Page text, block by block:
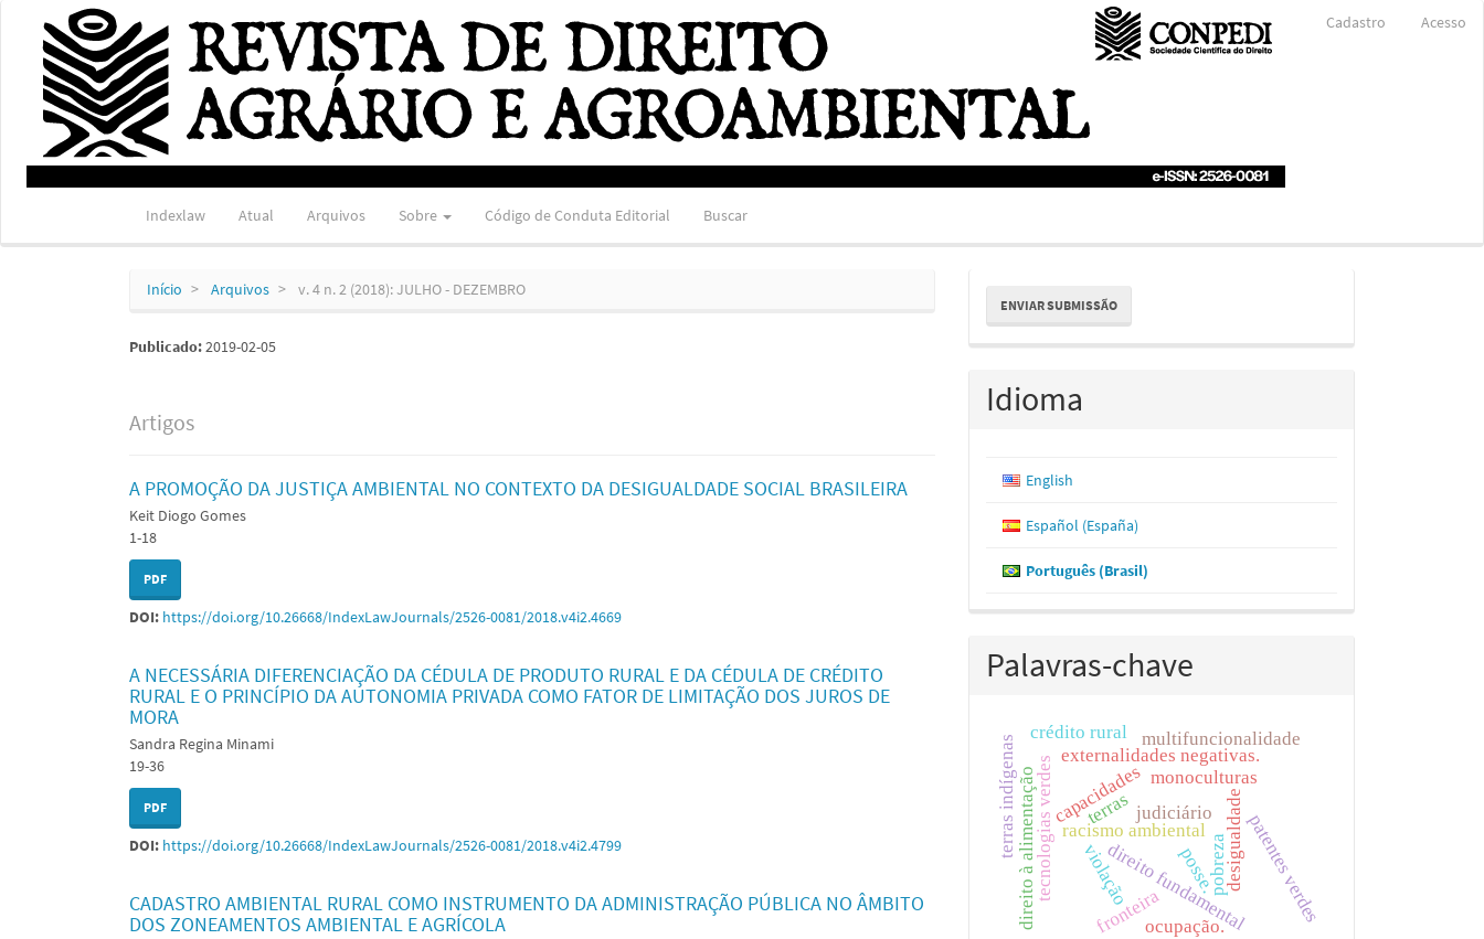
Navegação
Principal
Conteúdo
principal
Barra
Lateral
Cadastro Acesso
Indexlaw Atual Arquivos Sobre Código de Conduta Editorial Buscar
Início Arquivos v. 4 n. 2 (2018): JULHO - DEZEMBRO
Publicado:2019-02-05
Artigos
A PROMOÇÃO DA JUSTIÇA AMBIENTAL NO CONTEXTO DA DESIGUALDADE SOCIAL BRASILEIRA
Keit Diogo Gomes
1-18
PDF
DOI: https://doi.org/10.26668/IndexLawJournals/2526-0081/2018.v4i2.4669
A NECESSÁRIA DIFERENCIAÇÃO DA CÉDULA DE PRODUTO RURAL E DA CÉDULA DE CRÉDITO
RURAL E O PRINCÍPIO DA AUTONOMIA PRIVADA COMO FATOR DE LIMITAÇÃO DOS JUROS DE
MORA
Sandra Regina Minami
19-36
PDF
DOI: https://doi.org/10.26668/IndexLawJournals/2526-0081/2018.v4i2.4799
CADASTRO AMBIENTAL RURAL COMO INSTRUMENTO DA ADMINISTRAÇÃO PÚBLICA NO ÂMBITO
DOS ZONEAMENTOS AMBIENTAL E AGRÍCOLA
Enviar
Submissão
ENVIAR SUBMISSÃO
Idioma
English
Español (España)
Português (Brasil)
Palavras-chave
racismo ambiental
capacidades
pobrezadesigualdadepatentes verdes
tecnologias verdes
direito à alimentação terras
externalidades negativas.
direito fundamental
violação
terras indígenas
fronteira
monoculturas
multifuncionalidade
posse.
judiciário
ocupação.
crédito rural